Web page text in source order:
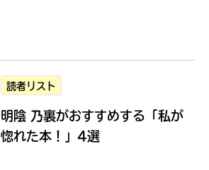
読者リスト
明陰 乃裏がおすすめする 「私が
惚れた本！」4選
に
エ